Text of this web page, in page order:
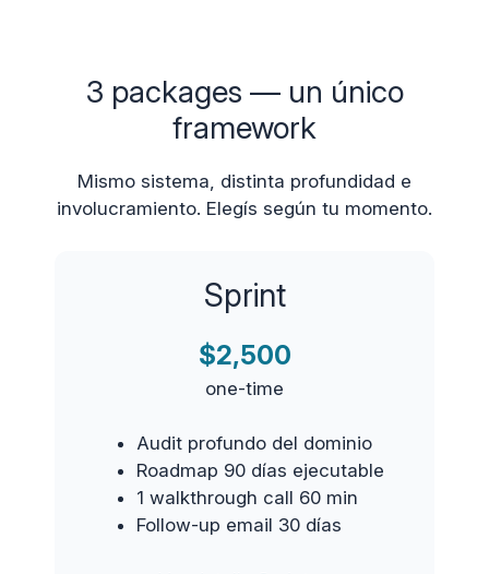
3 packages — un único
framework
Mismo sistema, distinta profundidad e
involucramiento. Elegís según tu momento.
Sprint
$2,500
one-time
Audit profundo del dominio
Roadmap 90 días ejecutable
1 walkthrough call 60 min
Follow-up email 30 días